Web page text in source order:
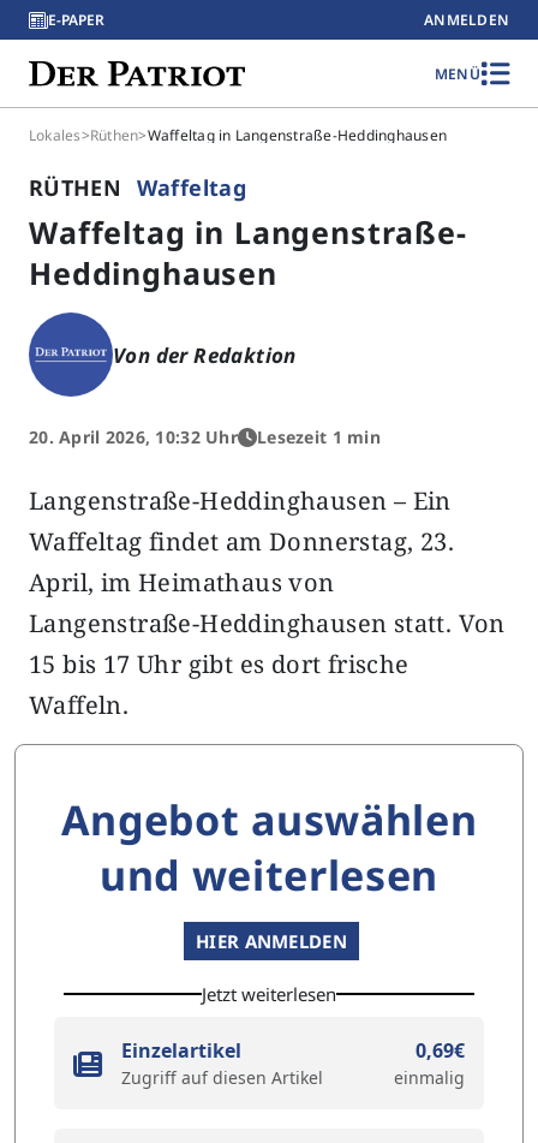
E-PAPER ANMELDEN
MENÜ
Lokales>Rüthen>Waffeltag in Langenstraße-Heddinghausen
RÜTHEN Waffeltag
Waffeltag in Langenstraße-
Heddinghausen
Von der Redaktion
20. April 2026, 10:32 Uhr Lesezeit 1 min
Langenstraße-Heddinghausen – Ein
Waffeltag findet am Donnerstag, 23.
April, im Heimathaus von
Langenstraße-Heddinghausen statt. Von
15 bis 17 Uhr gibt es dort frische
Waffeln.
Angebot auswählen
und weiterlesen
HIER ANMELDEN
Jetzt weiterlesen
Einzelartikel
Zugriff auf diesen Artikel
0,69€
einmalig